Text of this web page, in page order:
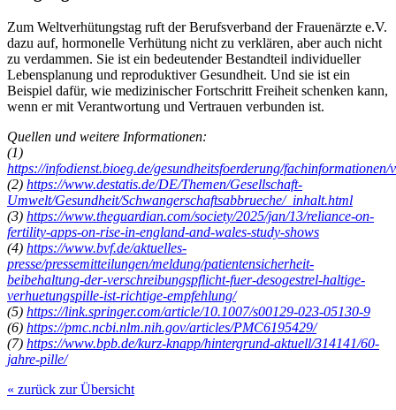
Zum Weltverhütungstag ruft der Berufsverband der Frauenärzte e.V.
dazu auf, hormonelle Verhütung nicht zu verklären, aber auch nicht
zu verdammen. Sie ist ein bedeutender Bestandteil individueller
Lebensplanung und reproduktiver Gesundheit. Und sie ist ein
Beispiel dafür, wie medizinischer Fortschritt Freiheit schenken kann,
wenn er mit Verantwortung und Vertrauen verbunden ist.
Quellen und weitere Informationen:
(1)
https://infodienst.bioeg.de/gesundheitsfoerderung/fachinformationen/
(2) https://www.destatis.de/DE/Themen/Gesellschaft-
Umwelt/Gesundheit/Schwangerschaftsabbrueche/_inhalt.html
(3) https://www.theguardian.com/society/2025/jan/13/reliance-on-
fertility-apps-on-rise-in-england-and-wales-study-shows
(4) https://www.bvf.de/aktuelles-
presse/pressemitteilungen/meldung/patientensicherheit-
beibehaltung-der-verschreibungspflicht-fuer-desogestrel-haltige-
verhuetungspille-ist-richtige-empfehlung/
(5) https://link.springer.com/article/10.1007/s00129-023-05130-9
(6) https://pmc.ncbi.nlm.nih.gov/articles/PMC6195429/
(7) https://www.bpb.de/kurz-knapp/hintergrund-aktuell/314141/60-
jahre-pille/
« zurück zur Übersicht